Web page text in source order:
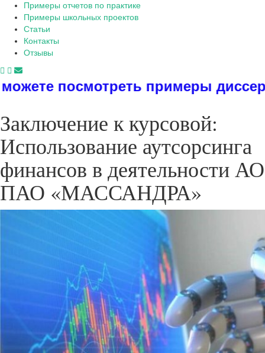
Примеры отчетов по практике
Примеры школьных проектов
Статьи
Контакты
Отзывы
примеры диссертаций,
Заключение к курсовой:
Использование аутсорсинга
финансов в деятельности АО
ПАО «МАССАНДРА»